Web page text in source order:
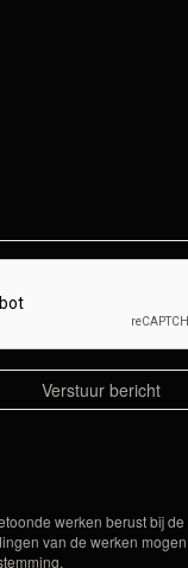
werken berust bij
van de werken